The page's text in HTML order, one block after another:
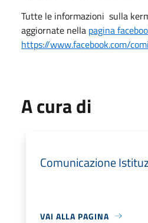
Tutte le informazioni sulla
aggiornate nella pagina
https://www.facebook.com/
A cura di
Comunicazione
VAI ALLA PAGINA